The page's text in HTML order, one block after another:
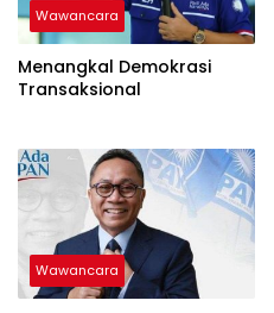
Wawancara
Menangkal Demokrasi
Transaksional
Wawancara